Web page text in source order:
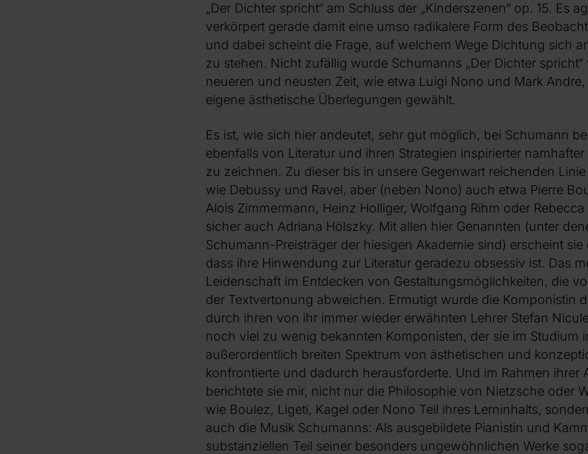
„Der Dichter spricht“ am Schluss der „Kinderszenen“ op. 15. Es
verkörpert gerade damit eine umso radikalere Form des
und dabei scheint die Frage, auf welchem Wege Dichtung sich
zu stehen. Nicht zufällig wurde Schumanns „Der Dichter
neueren und neusten Zeit, wie etwa Luigi Nono und Mark
eigene ästhetische Überlegungen gewählt.
Es ist, wie sich hier andeutet, sehr gut möglich, bei Schumann
ebenfalls von Literatur und ihren Strategien inspirierter
zu zeichnen. Zu dieser bis in unsere Gegenwart reichenden
wie Debussy und Ravel, aber (neben Nono) auch etwa Pierre
Alois Zimmermann, Heinz Holliger, Wolfgang Rihm oder
sicher auch Adriana Hölszky. Mit allen hier Genannten (unter
Schumann-Preisträger der hiesigen Akademie sind) erscheint
dass ihre Hinwendung zur Literatur geradezu obsessiv ist. Das
Leidenschaft im Entdecken von Gestaltungsmöglichkeiten, die
der Textvertonung abweichen. Ermutigt wurde die Komponistin
durch ihren von ihr immer wieder erwähnten Lehrer Stefan
noch viel zu wenig bekannten Komponisten, der sie im Studium
außerordentlich breiten Spektrum von ästhetischen und
konfrontierte und dadurch herausforderte. Und im Rahmen ihrer
berichtete sie mir, nicht nur die Philosophie von Nietzsche oder
wie Boulez, Ligeti, Kagel oder Nono Teil ihres Lerninhalts,
auch die Musik Schumanns: Als ausgebildete Pianistin und
substanziellen Teil seiner besonders ungewöhnlichen Werke